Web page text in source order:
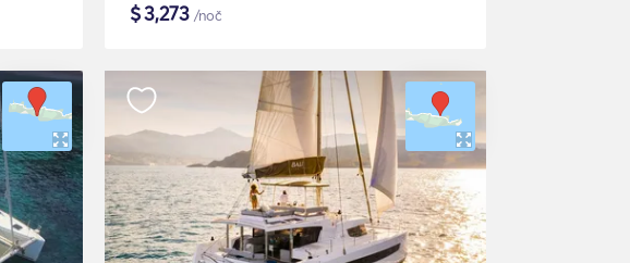
$3,273 /noč